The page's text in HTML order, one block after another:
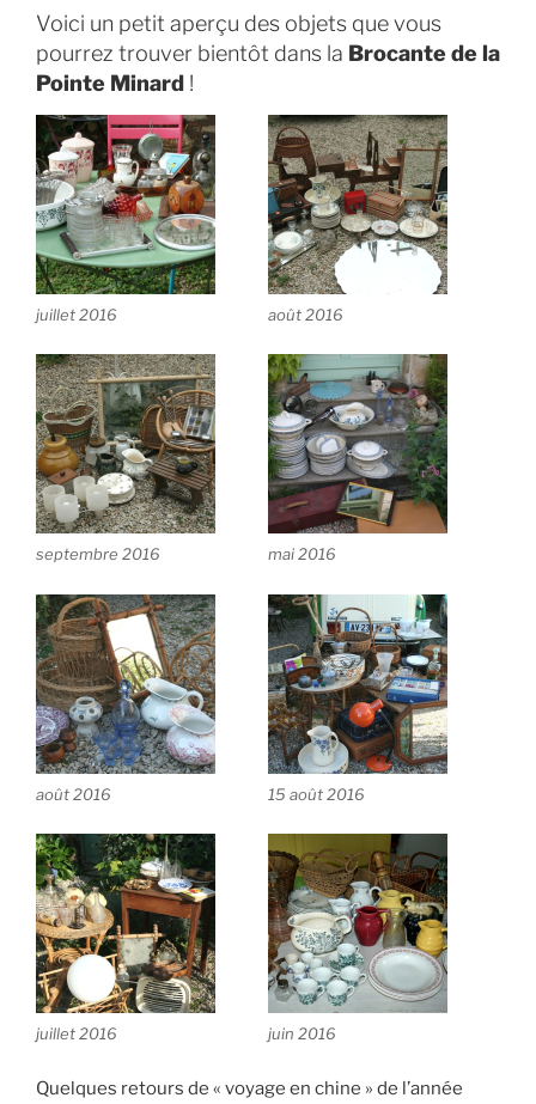
Voici un petit aperçu des objets que vous
pourrez trouver bientôt dans la Brocante de la
Pointe Minard !
juillet 2016 août 2016
septembre 2016 mai 2016
août 2016 15 août 2016
juillet 2016 juin 2016
Quelques retours de « voyage en chine » de l’année